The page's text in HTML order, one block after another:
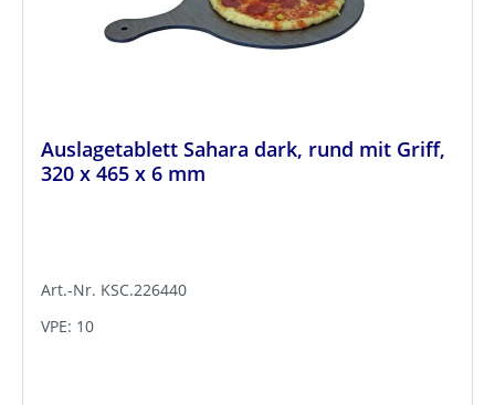
Auslagetablett Sahara dark, rund mit Griff,
320 x 465 x 6 mm
Art.-Nr. KSC.226440
VPE: 10